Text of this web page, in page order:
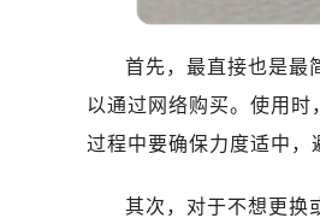
首先，最直接也是最
以通过网络购买。使用
过程中要确保力度适中，
其次，对于不想更换